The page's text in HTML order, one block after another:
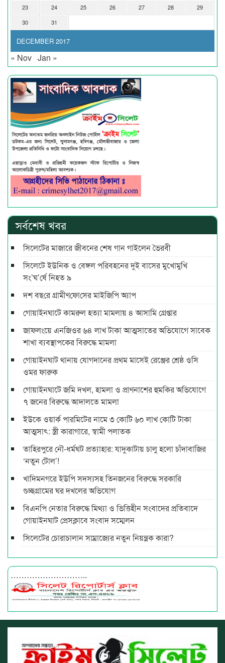
DECEMBER 2017
23
24 25 26 27 28
29
30
31
« Nov Jan »
সর্বশেষ খবর
সিলেটের মাজারে জীবনের শেষ গান গাইলেন ভৈরবী
সিলেটে ইউনিক ও বেঙ্গল পরিবহনের দুই বাসের মুখোমুখি
সং’ঘ’র্ষে নিহত ৯
দশ বছ‌রে গ্রামীণ‌ফো‌সের মাইজিপি অ্যাপ
গোয়াইনঘাটে কামরুল হত্যা মামলায় ৪ আসামি গ্রেপ্তার
জাফলংয়ে এনজিওর ৬৪ লাখ টাকা আত্মসাতের অভিযোগে সাবেক
শাখা ব্যবস্থাপকের বিরুদ্ধে মামলা
গোয়াইনঘাট থানায় যোগদানের প্রথম মাসেই রেঞ্জের শ্রেষ্ঠ ওসি
ওমর ফারুক
গোয়াইনঘাটে জমি দখল, হামলা ও প্রাণনাশের হুমকির অভিযোগে
৭ জনের বিরুদ্ধে আদালতে মামলা
ইউকে ওয়ার্ক পারমিটের নামে ৩ কোটি ৬০ লাখ কোটি টাকা
আত্মসাৎ: স্ত্রী কারাগারে, স্বামী পলাতক
তাহিরপুরে নৌ-ধর্মঘট প্রত্যাহার: যাদুকাটায় চালু হলো চাঁদাবাজির
‘নতুন টোল’!
খাদিমনগরে ইউপি সদস্যসহ তিনজনের বিরুদ্ধে সরকারি
গুচ্ছগ্রামের ঘর দখলের অভিযোগ
বিএনপি নেতার বিরুদ্ধে মিথ্যা ও ভিত্তিহীন সংবাদের প্রতিবাদে
গোয়াইনঘাট প্রেসক্লাবে সংবাদ সম্মেলন
সিলেটের চোরাচালান সাম্রাজ্যের নতুন নিয়ন্ত্রক কারা?
………………………..